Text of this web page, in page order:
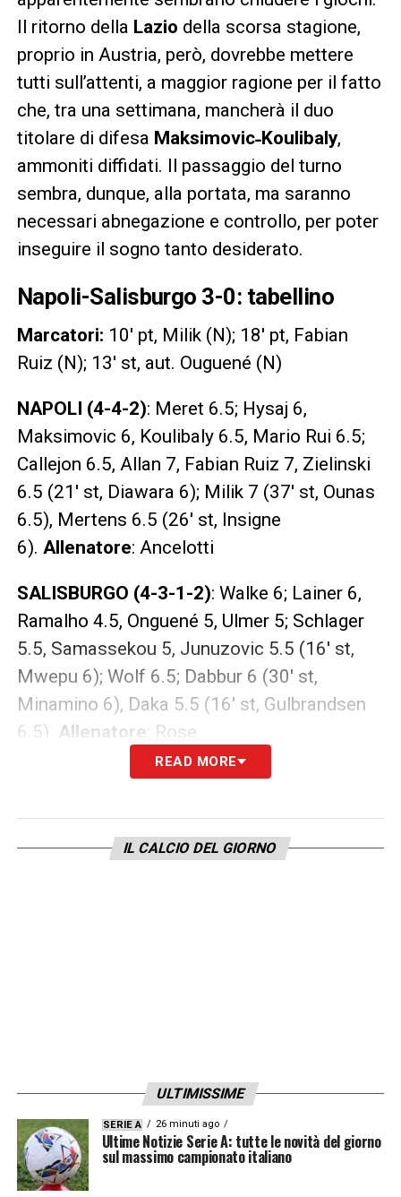
Il ritorno della Lazio della scorsa stagione,
proprio in Austria, però, dovrebbe mettere
tutti sull’attenti, a maggior ragione per il fatto
che, tra una settimana, mancherà il duo
titolare di difesa Maksimovic˗Koulibaly,
ammoniti diffidati. Il passaggio del turno
sembra, dunque, alla portata, ma saranno
necessari abnegazione e controllo, per poter
inseguire il sogno tanto desiderato.
Napoli-Salisburgo 3-0: tabellino
Marcatori: 10′ pt, Milik (N); 18′ pt, Fabian
Ruiz (N); 13′ st, aut. Ouguené (N)
NAPOLI (4-4-2): Meret 6.5; Hysaj 6,
Maksimovic 6, Koulibaly 6.5, Mario Rui 6.5;
Callejon 6.5, Allan 7, Fabian Ruiz 7, Zielinski
6.5 (21′ st, Diawara 6); Milik 7 (37′ st, Ounas
6.5), Mertens 6.5 (26′ st, Insigne
6). Allenatore: Ancelotti
SALISBURGO (4-3-1-2): Walke 6; Lainer 6,
Ramalho 4.5, Onguené 5, Ulmer 5; Schlager
5.5, Samassekou 5, Junuzovic 5.5 (16′ st,
Mwepu 6); Wolf 6.5; Dabbur 6 (30′ st,
Minamino 6), Daka 5.5 (16′ st, Gulbrandsen
6.5).
Allenatore: Rose
Aleksei Kulbakov
Note: Ammonizioni:Koulibaly (N), Schlager
(S), Maksimovic (N), Ounas (N)
ravvicinate. L’apporto alla squadra è, però,
PEGGIORE IN CAMPO ˗ NAPOLI:
READ MORE
IL CALCIO DEL GIORNO
ULTIMISSIME
SERIE A 26 minuti ago
Ultime Notizie Serie A: tutte le novità del giorno
sul massimo campionato italiano